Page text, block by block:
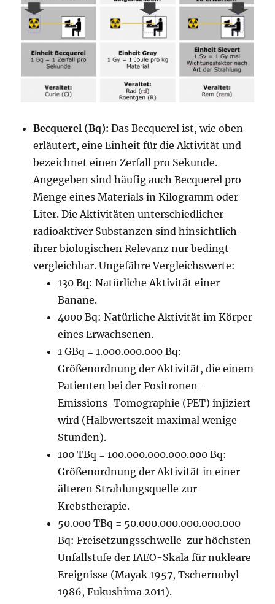
Becquerel (Bq): Das Becquerel ist, wie oben
erläutert, eine Einheit für die Aktivität und
bezeichnet einen Zerfall pro Sekunde.
Angegeben sind häufig auch Becquerel pro
Menge eines Materials in Kilogramm oder
Liter. Die Aktivitäten unterschiedlicher
radioaktiver Substanzen sind hinsichtlich
ihrer biologischen Relevanz nur bedingt
vergleichbar. Ungefähre Vergleichswerte:
130 Bq: Natürliche Aktivität einer
Banane.
4000 Bq: Natürliche Aktivität im Körper
eines Erwachsenen.
1 GBq = 1.000.000.000 Bq:
Größenordnung der Aktivität, die einem
Patienten bei der Positronen-
Emissions-Tomographie (PET) injiziert
wird (Halbwertszeit maximal wenige
Stunden).
100 TBq = 100.000.000.000.000 Bq:
Größenordnung der Aktivität in einer
älteren Strahlungsquelle zur
Krebstherapie.
50.000 TBq = 50.000.000.000.000.000
Bq: Freisetzungsschwelle zur höchsten
Unfallstufe der IAEO-Skala für nukleare
Ereignisse (Mayak 1957, Tschernobyl
1986, Fukushima 2011).